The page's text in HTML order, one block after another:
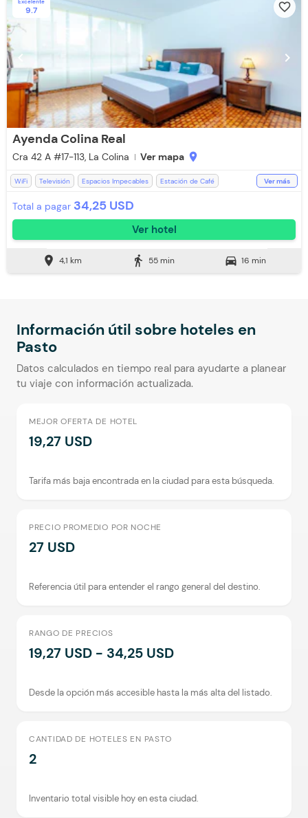
Excelente
9.7 favorite_border
chevron_left chevron_right
Ayenda Colina Real
Cra 42 A #17-113, La Colina Ver mapa location_on
WiFi Televisión Espacios Impecables
Estación de Café
Ver más
Total a pagar 34,25 USD
Ver hotel
location_on 4,1 km directions_walk 55 min directions_car 16 min
Información útil sobre hoteles en
Pasto
Datos calculados en tiempo real para ayudarte a planear
tu viaje con información actualizada.
MEJOR OFERTA DE HOTEL
19,27 USD
Tarifa más baja encontrada en la ciudad para esta búsqueda.
PRECIO PROMEDIO POR NOCHE
27 USD
Referencia útil para entender el rango general del destino.
RANGO DE PRECIOS
19,27 USD - 34,25 USD
Desde la opción más accesible hasta la más alta del listado.
CANTIDAD DE HOTELES EN PASTO
2
Inventario total visible hoy en esta ciudad.